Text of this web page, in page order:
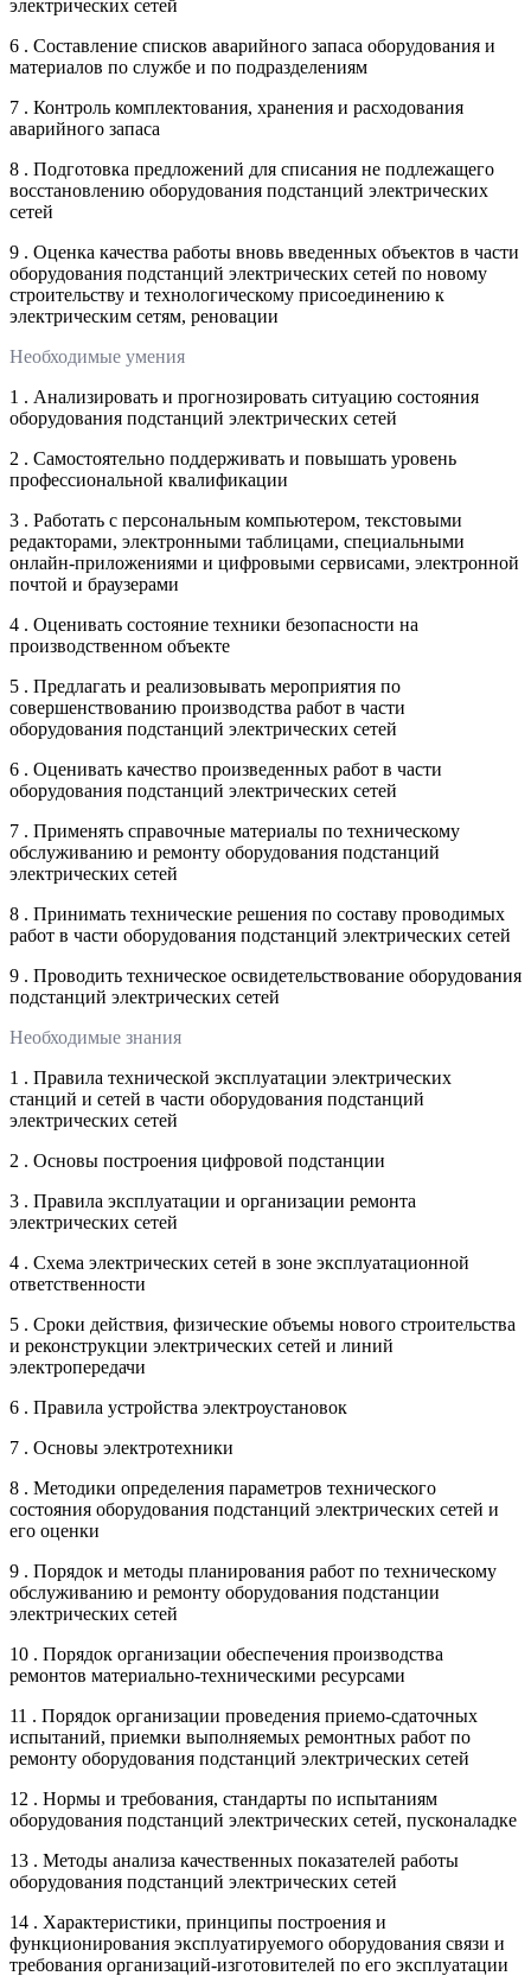
электрических сетей
6 . Составление списков аварийного запаса оборудования и
материалов по службе и по подразделениям
7 . Контроль комплектования, хранения и расходования
аварийного запаса
8 . Подготовка предложений для списания не подлежащего
восстановлению оборудования подстанций электрических
сетей
9 . Оценка качества работы вновь введенных объектов в части
оборудования подстанций электрических сетей по новому
строительству и технологическому присоединению к
электрическим сетям, реновации
Необходимые умения
1 . Анализировать и прогнозировать ситуацию состояния
оборудования подстанций электрических сетей
2 . Самостоятельно поддерживать и повышать уровень
профессиональной квалификации
3 . Работать с персональным компьютером, текстовыми
редакторами, электронными таблицами, специальными
онлайн-приложениями и цифровыми сервисами, электронной
почтой и браузерами
4 . Оценивать состояние техники безопасности на
производственном объекте
5 . Предлагать и реализовывать мероприятия по
совершенствованию производства работ в части
оборудования подстанций электрических сетей
6 . Оценивать качество произведенных работ в части
оборудования подстанций электрических сетей
7 . Применять справочные материалы по техническому
обслуживанию и ремонту оборудования подстанций
электрических сетей
8 . Принимать технические решения по составу проводимых
работ в части оборудования подстанций электрических сетей
9 . Проводить техническое освидетельствование оборудования
подстанций электрических сетей
Необходимые знания
1 . Правила технической эксплуатации электрических
станций и сетей в части оборудования подстанций
электрических сетей
2 . Основы построения цифровой подстанции
3 . Правила эксплуатации и организации ремонта
электрических сетей
4 . Схема электрических сетей в зоне эксплуатационной
ответственности
5 . Сроки действия, физические объемы нового строительства
и реконструкции электрических сетей и линий
электропередачи
6 . Правила устройства электроустановок
7 . Основы электротехники
8 . Методики определения параметров технического
состояния оборудования подстанций электрических сетей и
его оценки
9 . Порядок и методы планирования работ по техническому
обслуживанию и ремонту оборудования подстанции
электрических сетей
10 . Порядок организации обеспечения производства
ремонтов материально-техническими ресурсами
11 . Порядок организации проведения приемо-сдаточных
испытаний, приемки выполняемых ремонтных работ по
ремонту оборудования подстанций электрических сетей
12 . Нормы и требования, стандарты по испытаниям
оборудования подстанций электрических сетей, пусконаладке
13 . Методы анализа качественных показателей работы
оборудования подстанций электрических сетей
14 . Характеристики, принципы построения и
функционирования эксплуатируемого оборудования связи и
требования организаций-изготовителей по его эксплуатации